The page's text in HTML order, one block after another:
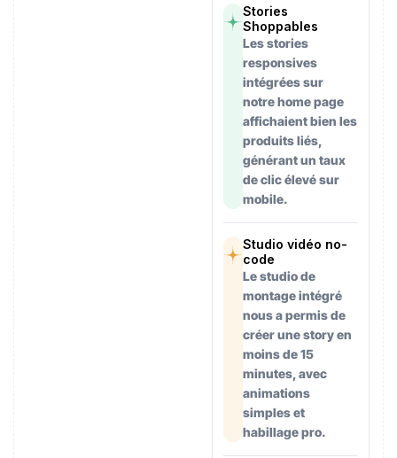
Stories
Shoppables
Les stories
responsives
intégrées sur
notre home page
affichaient bien les
produits liés,
générant un taux
de clic élevé sur
mobile.
Studio vidéo no-
code
Le studio de
montage intégré
nous a permis de
créer une story en
moins de 15
minutes, avec
animations
simples et
habillage pro.